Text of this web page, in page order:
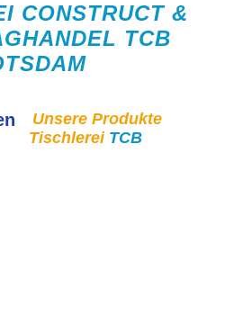
CONSTRUCT &
TCB
Unsere Produkte
Tischlerei TCB